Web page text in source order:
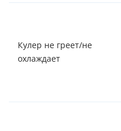
Кулер не греет/не
охлаждает